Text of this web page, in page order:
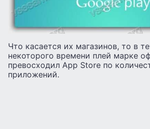
Что касается их магазинов, то в
некоторого времени плей марке
превосходил App Store по
приложений.